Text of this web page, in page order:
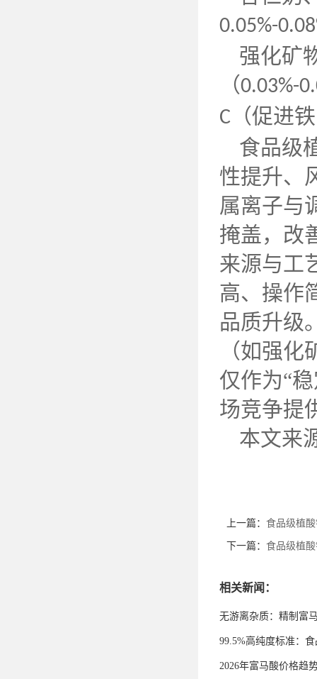
0.05%-
强化矿
（0.03%-
C （促进
食品级
性提升、
属离子与
掩盖，改
来源与工
高、操作
品质升级
（如强
仅作为“
场竞争提
本文来
上一篇： 食品级植
下一篇： 食品级植
相关新闻：
无游离杂质：精制富
99.5%高纯度标准：
2026年富马酸价格趋